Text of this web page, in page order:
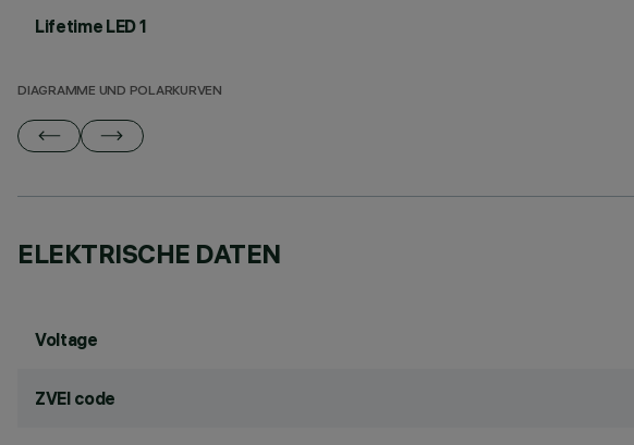
Lifetime LED 1
DIAGRAMME UND POLARKURVEN
ELEKTRISCHE DATEN
Voltage
ZVEI code